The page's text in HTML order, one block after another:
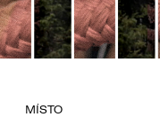
MÍSTO